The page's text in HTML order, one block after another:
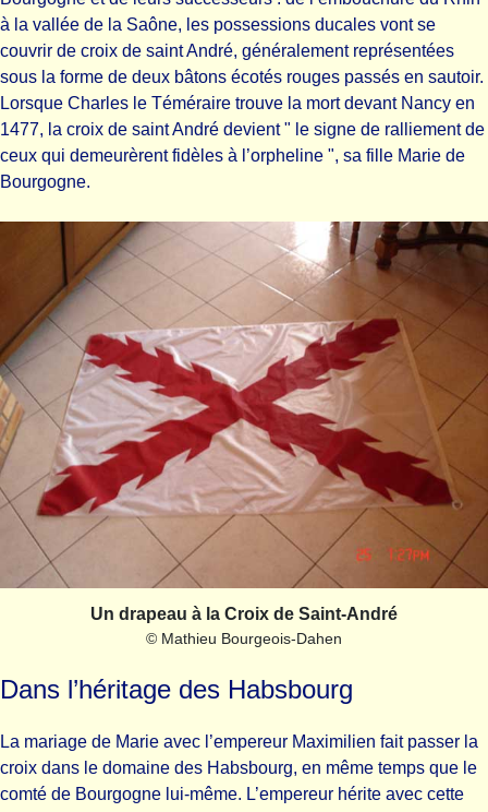
à la vallée de la Saône, les possessions ducales vont se
couvrir de croix de saint André, généralement représentées
sous la forme de deux bâtons écotés rouges passés en sautoir.
Lorsque Charles le Téméraire trouve la mort devant Nancy en
1477, la croix de saint André devient " le signe de ralliement de
ceux qui demeurèrent fidèles à l’orpheline ", sa fille Marie de
Bourgogne.
Un drapeau à la Croix de Saint-André
© Mathieu Bourgeois-Dahen
Dans l’héritage des Habsbourg
La mariage de Marie avec l’empereur Maximilien fait passer la
croix dans le domaine des Habsbourg, en même temps que le
comté de Bourgogne lui-même. L’empereur hérite avec cette